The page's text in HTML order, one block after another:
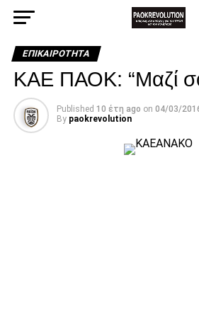
ΕΠΙΚΑΙΡΌΤΗΤΑ
ΚΑΕ ΠΑΟΚ: “Μαζί
Published 10 έτη ago on 04/03/
By paokrevolution